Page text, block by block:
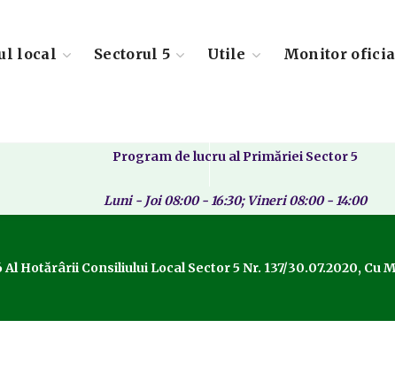
local Sectorul 5 Utile Monitor
Program de lucru al Primăriei Sector 5
Luni - Joi 08:00 - 16:30; Vineri 08:00 - 14:00
Hotărârii Consiliului Local Sector 5 Nr. 137/30.07.2020,